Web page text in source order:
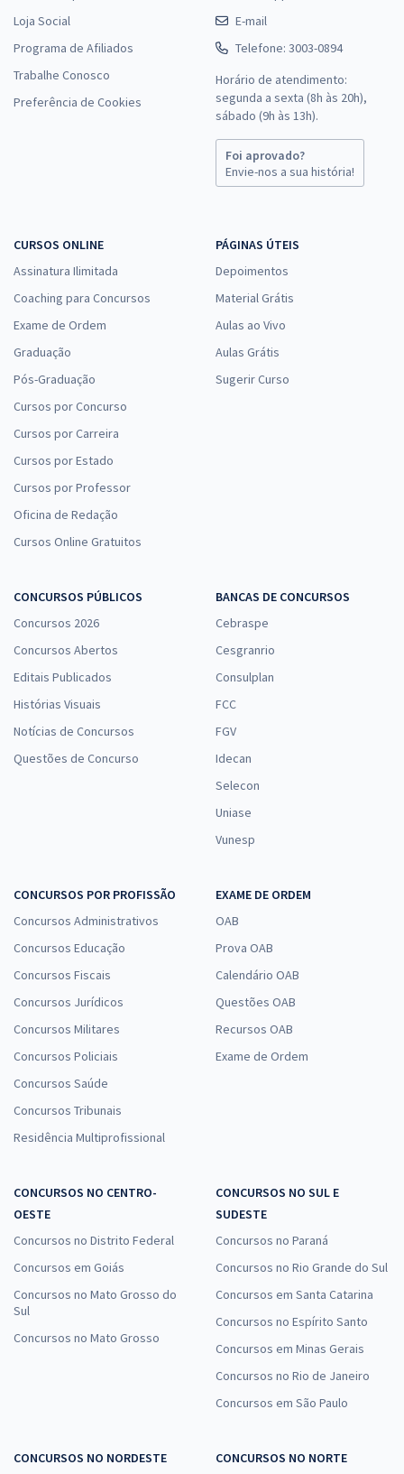
Loja Social
Programa de Afiliados
Trabalhe Conosco
Preferência de Cookies
E-mail
Telefone: 3003-0894
Horário de atendimento:
segunda a sexta (8h às 20h),
sábado (9h às 13h).
Foi aprovado?
Envie-nos a sua história!
CURSOS ONLINE
Assinatura Ilimitada
Coaching para Concursos
Exame de Ordem
Graduação
Pós-Graduação
Cursos por Concurso
Cursos por Carreira
Cursos por Estado
Cursos por Professor
Oficina de Redação
Cursos Online Gratuitos
PÁGINAS ÚTEIS
Depoimentos
Material Grátis
Aulas ao Vivo
Aulas Grátis
Sugerir Curso
CONCURSOS PÚBLICOS
Concursos 2026
Concursos Abertos
Editais Publicados
Histórias Visuais
Notícias de Concursos
Questões de Concurso
BANCAS DE CONCURSOS
Cebraspe
Cesgranrio
Consulplan
FCC
FGV
Idecan
Selecon
Uniase
Vunesp
CONCURSOS POR PROFISSÃO
Concursos Administrativos
Concursos Educação
Concursos Fiscais
Concursos Jurídicos
Concursos Militares
Concursos Policiais
Concursos Saúde
Concursos Tribunais
Residência Multiprofissional
EXAME DE ORDEM
OAB
Prova OAB
Calendário OAB
Questões OAB
Recursos OAB
Exame de Ordem
CONCURSOS NO CENTRO-
OESTE
Concursos no Distrito Federal
Concursos em Goiás
Concursos no Mato Grosso do
Sul
Concursos no Mato Grosso
CONCURSOS NO SUL E
SUDESTE
Concursos no Paraná
Concursos no Rio Grande do Sul
Concursos em Santa Catarina
Concursos no Espírito Santo
Concursos em Minas Gerais
Concursos no Rio de Janeiro
Concursos em São Paulo
CONCURSOS NO NORDESTE
CONCURSOS NO NORTE